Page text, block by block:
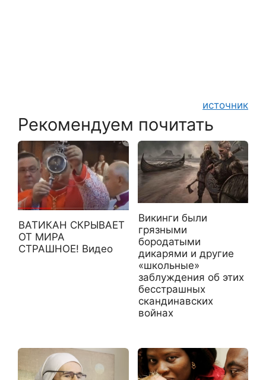
источник
Рекомендуем почитать
ВАТИКАН СКРЫВАЕТ
ОТ МИРА
СТРАШНОЕ! Видео
Викинги были
грязными
бородатыми
дикарями и другие
«школьные»
заблуждения об этих
бесстрашных
скандинавских
войнах